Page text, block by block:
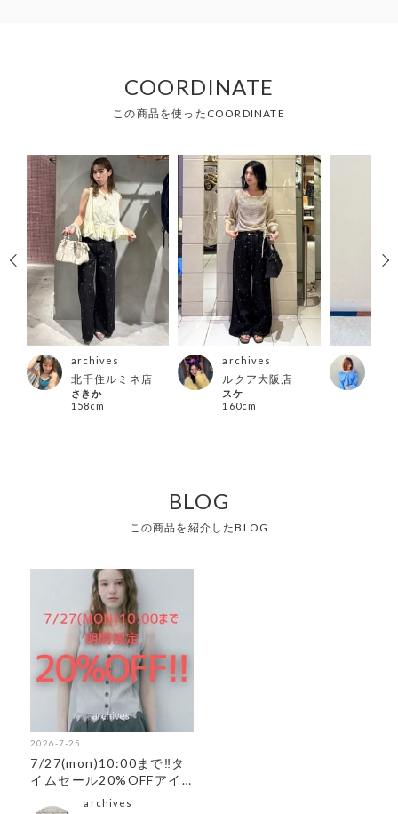
COORDINATE
この商品を使ったCOORDINATE
archives
北千住ルミネ店
さきか
158cm
archives
ルクア大阪店
スケ
160cm
BLOG
この商品を紹介したBLOG
2026-7-25
7/27(mon)10:00まで‼︎タ
イムセール20%OFFアイ
archives